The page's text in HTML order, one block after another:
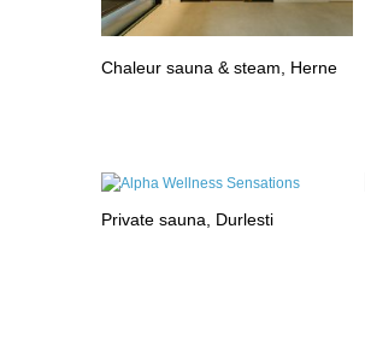
Chaleur sauna & steam, Herne
Private sauna, Durlesti